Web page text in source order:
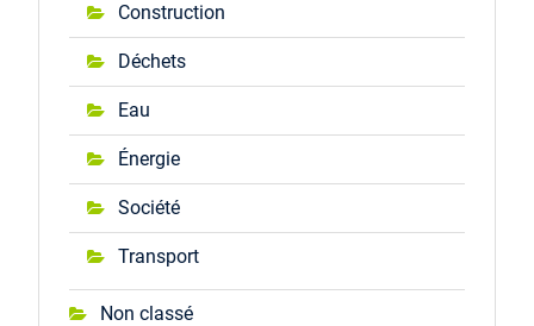
Construction
Déchets
Eau
Énergie
Société
Transport
Non classé